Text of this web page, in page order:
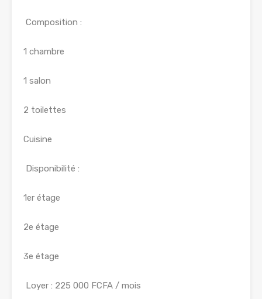
Composition :
1 chambre
1 salon
2 toilettes
Cuisine
Disponibilité :
1er étage
2e étage
3e étage
Loyer : 225 000 FCFA / mois